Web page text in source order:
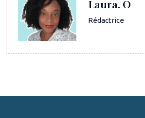
Laura. O
Rédactrice